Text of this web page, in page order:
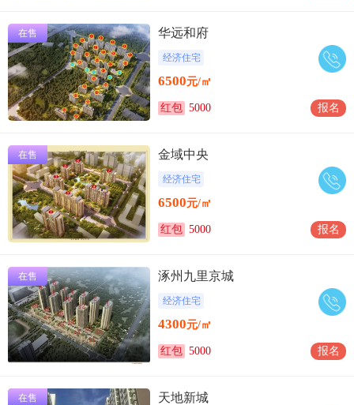
在售 华远和府
经济住宅
6500元/㎡
红包 5000 报名
在售 金域中央
经济住宅
6500元/㎡
红包 5000 报名
在售 涿州九里京城
经济住宅
4300元/㎡
红包 5000 报名
在售 天地新城